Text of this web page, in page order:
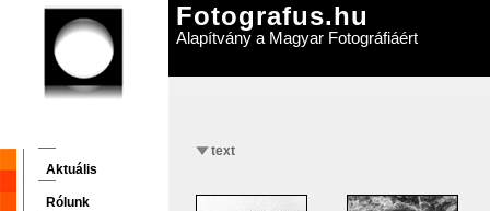
Fotografus.hu
Alapítvány a Magyar Fotográfiáért
Aktuális
Rólunk
text